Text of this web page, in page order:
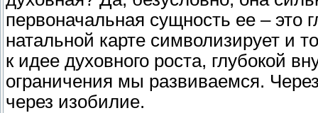
первоначальная сущность ее – это
натальной карте символизирует и
к идее духовного роста, глубокой
ограничения мы развиваемся.
через изобилие.